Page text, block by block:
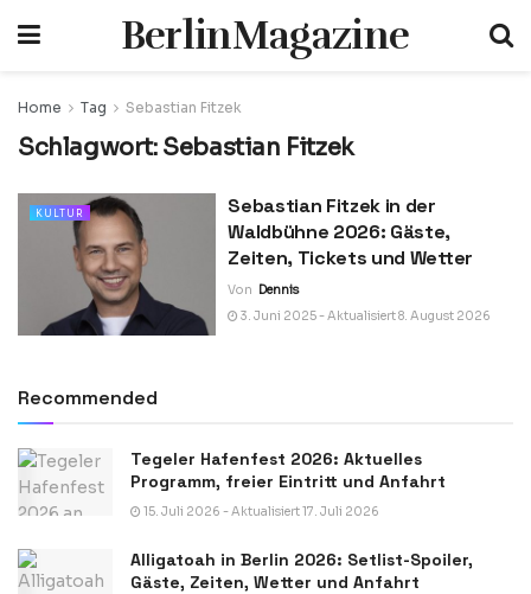
BerlinMagazine
Home Tag Sebastian Fitzek
Schlagwort: Sebastian Fitzek
KULTUR
Sebastian Fitzek in der
Waldbühne 2026: Gäste,
Zeiten, Tickets und Wetter
Von Dennis
3. Juni 2025 - Aktualisiert 8. August 2026
Recommended
Tegeler Hafenfest 2026: Aktuelles
Programm, freier Eintritt und Anfahrt
15. Juli 2026 - Aktualisiert 17. Juli 2026
Alligatoah in Berlin 2026: Setlist-Spoiler,
Gäste, Zeiten, Wetter und Anfahrt